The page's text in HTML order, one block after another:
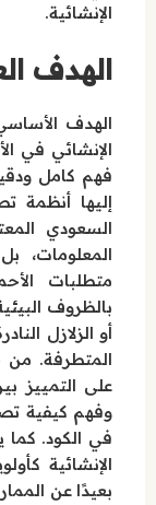
الإنشائية.
الهدف
الهدف
الإنشائي في
فهم كامل
إليها أنظمة
السعودي
المعلومات،
متطلبات
بالظروف
أو الزلازل
المتطرفة. من
على التمييز
وفهم كيفية
في الكود. كما
الإنشائية
بعيدًا عن